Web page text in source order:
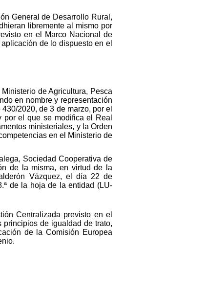
General de Desarrollo Rural,
libremente al mismo por
en el Marco Nacional de
de lo dispuesto en el
de Agricultura, Pesca
en nombre y representación
2020, de 3 de marzo, por el
por el que se modifica el Real
ministeriales, y la Orden
en el Ministerio de
Sociedad Cooperativa de
de la misma, en virtud de la
Vázquez, el día 22 de
de la hoja de la entidad (LU-
Centralizada previsto en el
de igualdad de trato,
de la Comisión Europea